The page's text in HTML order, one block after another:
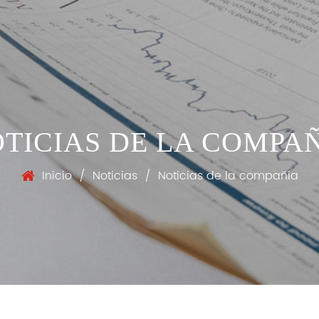
DE LA
Inicio/ Noticias / Noticias de la compañía